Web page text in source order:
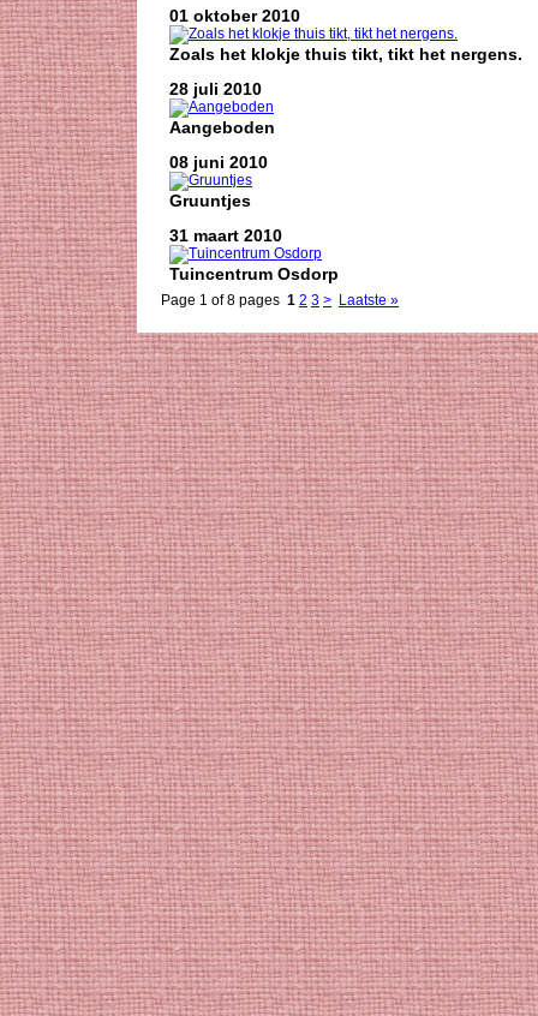
01 oktober 2010
Zoals het klokje thuis tikt, tikt het nergens.
28 juli 2010
Aangeboden
08 juni 2010
Gruuntjes
31 maart 2010
Tuincentrum Osdorp
Page 1 of 8 pages 1 2 3 > Laatste »